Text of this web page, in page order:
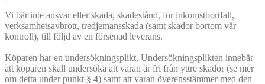
Vi bär inte ansvar eller skada, skadestånd, för inkomstbortfall,
verksamhetsavbrott, tredjemansskada (samt skador bortom vår
kontroll), till följd av en försenad leverans.
Köparen har en undersökningsplikt. Undersökningsplikten innebär
att köparen skall undersöka att varan är fri från yttre skador (se mer
om detta under punkt § 4) samt att varan överensstämmer med den